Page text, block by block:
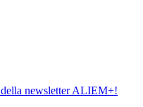
newsletter ALIEM+!